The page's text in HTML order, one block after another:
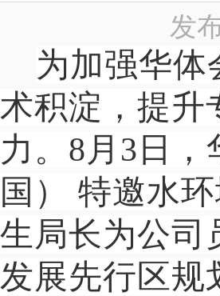
发
为加强华
术积淀，提升
力。8月3日
国） 特邀水
生局长为公司
发展先行区规